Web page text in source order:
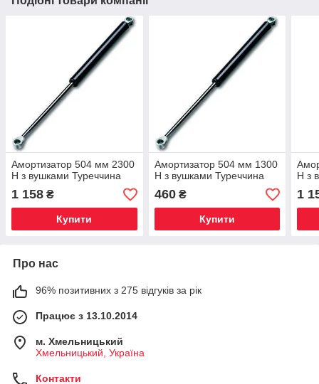
Амортизатор 504 мм 2300
Н з вушками Туреччина
1 158 ₴
Купити
Амортизатор 504 мм 1300
Н з вушками Туреччина
460₴
Купити
Н з
1
Про нас
96% позитивних з 275 відгуків за рік
Працює з 13.10.2014
м. Хмельницький
Хмельницький, Україна
Контакти